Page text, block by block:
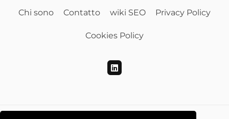
Chi sono Contatto wiki SEO Privacy Policy
Cookies Policy